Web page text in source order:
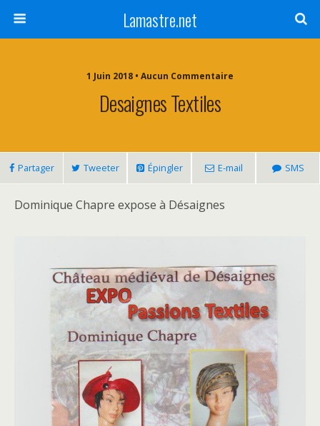
Lamastre.net
1 Juin 2018 • Aucun Commentaire
Desaignes Textiles
Partager Tweeter Épingler E-mail SMS
Dominique Chapre expose à Désaignes